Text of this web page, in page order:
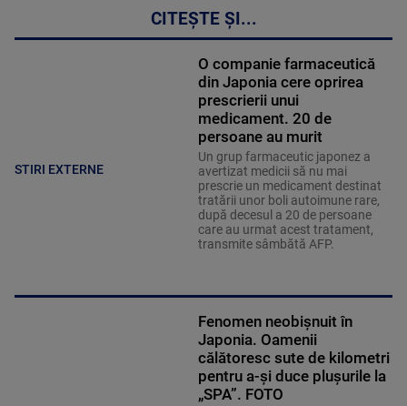
CITEȘTE ȘI...
STIRI EXTERNE
O companie farmaceutică
din Japonia cere oprirea
prescrierii unui
medicament. 20 de
persoane au murit
Un grup farmaceutic japonez a
avertizat medicii să nu mai
prescrie un medicament destinat
tratării unor boli autoimune rare,
după decesul a 20 de persoane
care au urmat acest tratament,
transmite sâmbătă AFP.
Fenomen neobișnuit în
Japonia. Oamenii
călătoresc sute de kilometri
pentru a-și duce plușurile la
„SPA”. FOTO